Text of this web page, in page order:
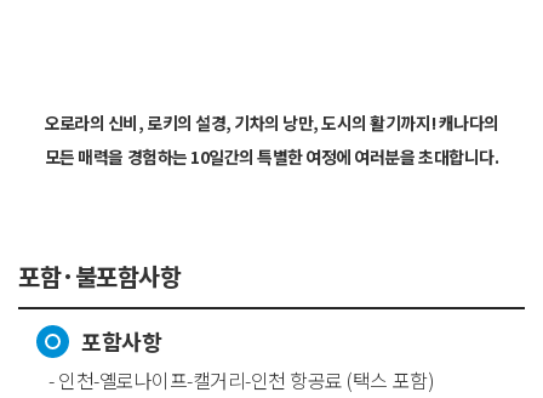
오로라의 신비, 로키의 설경, 기차의 낭만, 도시의 활기까지! 캐나다의
모든 매력을 경험하는 10일간의 특별한 여정에 여러분을 초대합니다.
포함·불포함사항
포함사항
- 인천-옐로나이프-캘거리-인천 항공료 (택스 포함)